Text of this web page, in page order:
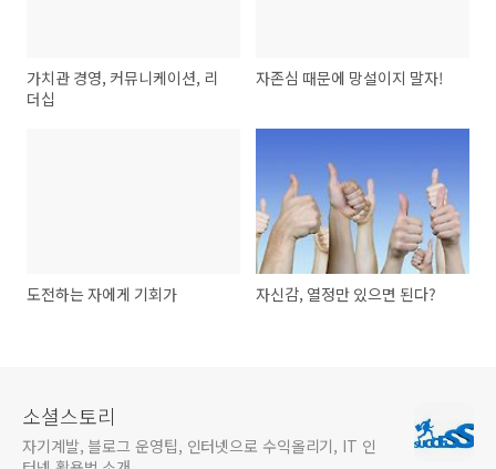
가치관 경영, 커뮤니케이션, 리
더십
자존심 때문에 망설이지 말자!
도전하는 자에게 기회가 자신감, 열정만 있으면 된다?
소셜스토리
자기계발, 블로그 운영팁, 인터넷으로 수익올리기, IT 인